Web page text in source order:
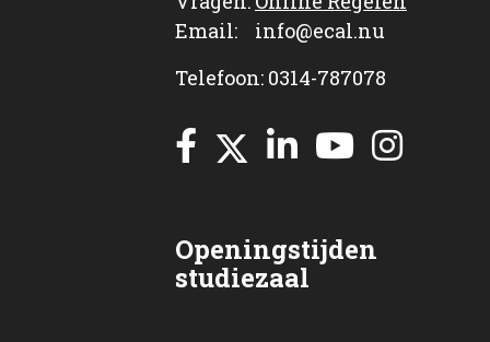
Email: info@ecal.nu
Telefoon: 0314-787078
Openingstijden
studiezaal